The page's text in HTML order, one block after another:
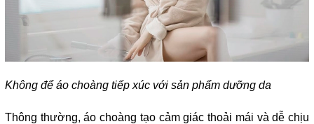
Không để áo choàng tiếp xúc với sản phẩm dưỡng da
Thông thường, áo choàng tạo cảm giác thoải mái và dễ chịu